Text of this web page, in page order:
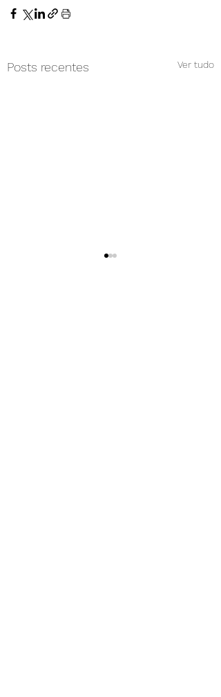
Posts recentes Ver tudo